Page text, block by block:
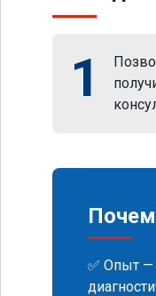
1
✅ Опыт —